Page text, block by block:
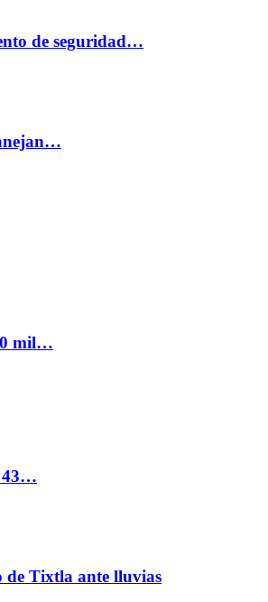
de seguridad…
mil…
43…
de Tixtla ante lluvias